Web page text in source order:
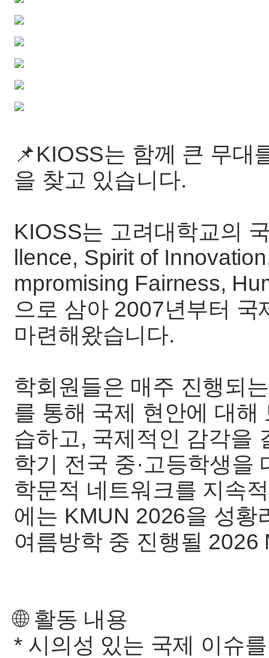
📌KIOSS는 함께 큰 무대
을 찾고 있습니다.
KIOSS는 고려대학교의
llence, Spirit of
mpromising Fairness,
으로 삼아 2007년부터 국
마련해왔습니다.
학회원들은 매주 진행되
를 통해 국제 현안에 대
습하고, 국제적인 감각을
학기 전국 중·고등학생을
학문적 네트워크를 지속
에는 KMUN 2026을 성황
여름방학 중 진행될
🌐 활동 내용
* 시의성 있는 국제 이슈